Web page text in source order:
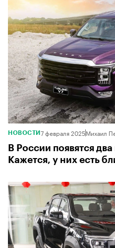
НОВОСТИ 7 февраля 2025Михаил
В России появятся
Кажется, у них есть